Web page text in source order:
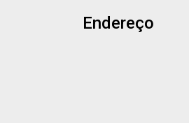
Juritis, Jardim
Città Residencial e
Endereço